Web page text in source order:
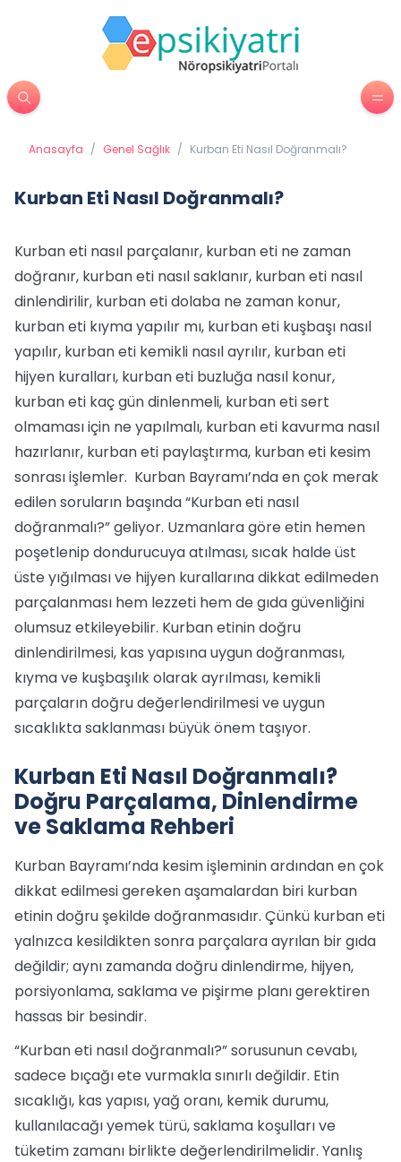
Anasayfa / Genel Sağlık / Kurban Eti Nasıl Doğranmalı?
Kurban Eti Nasıl Doğranmalı?
Kurban eti nasıl parçalanır, kurban eti ne zaman
doğranır, kurban eti nasıl saklanır, kurban eti nasıl
dinlendirilir, kurban eti dolaba ne zaman konur,
kurban eti kıyma yapılır mı, kurban eti kuşbaşı nasıl
yapılır, kurban eti kemikli nasıl ayrılır, kurban eti
hijyen kuralları, kurban eti buzluğa nasıl konur,
kurban eti kaç gün dinlenmeli, kurban eti sert
olmaması için ne yapılmalı, kurban eti kavurma nasıl
hazırlanır, kurban eti paylaştırma, kurban eti kesim
sonrası işlemler. Kurban Bayramı’nda en çok merak
edilen soruların başında “Kurban eti nasıl
doğranmalı?” geliyor. Uzmanlara göre etin hemen
poşetlenip dondurucuya atılması, sıcak halde üst
üste yığılması ve hijyen kurallarına dikkat edilmeden
parçalanması hem lezzeti hem de gıda güvenliğini
olumsuz etkileyebilir. Kurban etinin doğru
dinlendirilmesi, kas yapısına uygun doğranması,
kıyma ve kuşbaşılık olarak ayrılması, kemikli
parçaların doğru değerlendirilmesi ve uygun
sıcaklıkta saklanması büyük önem taşıyor.
Kurban Eti Nasıl Doğranmalı?
Doğru Parçalama, Dinlendirme
ve Saklama Rehberi
Kurban Bayramı’nda kesim işleminin ardından en çok
dikkat edilmesi gereken aşamalardan biri kurban
etinin doğru şekilde doğranmasıdır. Çünkü kurban eti
yalnızca kesildikten sonra parçalara ayrılan bir gıda
değildir; aynı zamanda doğru dinlendirme, hijyen,
porsiyonlama, saklama ve pişirme planı gerektiren
hassas bir besindir.
“Kurban eti nasıl doğranmalı?” sorusunun cevabı,
sadece bıçağı ete vurmakla sınırlı değildir. Etin
sıcaklığı, kas yapısı, yağ oranı, kemik durumu,
kullanılacağı yemek türü, saklama koşulları ve
tüketim zamanı birlikte değerlendirilmelidir. Yanlış